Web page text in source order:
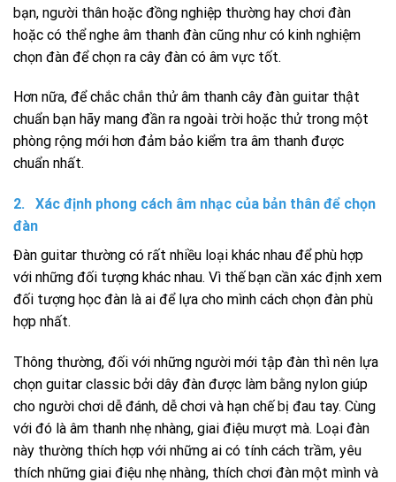
bạn, người thân hoặc đồng nghiệp thường hay chơi đàn
hoặc có thể nghe âm thanh đàn cũng như có kinh nghiệm
chọn đàn để chọn ra cây đàn có âm vực tốt.
Hơn nữa, để chắc chắn thử âm thanh cây đàn guitar thật
chuẩn bạn hãy mang đần ra ngoài trời hoặc thử trong một
phòng rộng mới hơn đảm bảo kiểm tra âm thanh được
chuẩn nhất.
2. Xác định phong cách âm nhạc của bản thân để chọn
đàn
Đàn guitar thường có rất nhiều loại khác nhau để phù hợp
với những đối tượng khác nhau. Vì thế bạn cần xác định xem
đối tượng học đàn là ai để lựa cho mình cách chọn đàn phù
hợp nhất.
Thông thường, đối với những người mới tập đàn thì nên lựa
chọn guitar classic bởi dây đàn được làm bằng nylon giúp
cho người chơi dễ đánh, dễ chơi và hạn chế bị đau tay. Cùng
với đó là âm thanh nhẹ nhàng, giai điệu mượt mà. Loại đàn
này thường thích hợp với những ai có tính cách trầm, yêu
thích những giai điệu nhẹ nhàng, thích chơi đàn một mình và